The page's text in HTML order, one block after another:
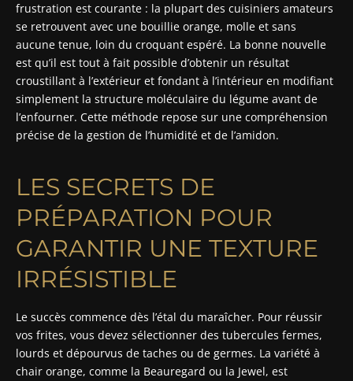
frustration est courante : la plupart des cuisiniers amateurs
se retrouvent avec une bouillie orange, molle et sans
aucune tenue, loin du croquant espéré. La bonne nouvelle
est qu’il est tout à fait possible d’obtenir un résultat
croustillant à l’extérieur et fondant à l’intérieur en modifiant
simplement la structure moléculaire du légume avant de
l’enfourner. Cette méthode repose sur une compréhension
précise de la gestion de l’humidité et de l’amidon.
LES SECRETS DE
PRÉPARATION POUR
GARANTIR UNE TEXTURE
IRRÉSISTIBLE
Le succès commence dès l’étal du maraîcher. Pour réussir
vos frites, vous devez sélectionner des tubercules fermes,
lourds et dépourvus de taches ou de germes. La variété à
chair orange, comme la Beauregard ou la Jewel, est